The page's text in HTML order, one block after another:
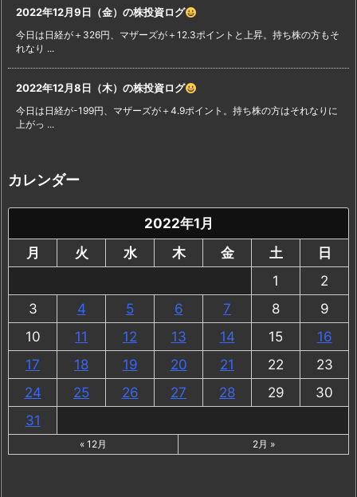
2022年12月9日（金）の株投資ログ
今日は日経が＋326円、マザーズが＋12.3ポイントと上昇。持ち株の方もそ
れなり ...
2022年12月8日（木）の株投資ログ
今日は日経が-199円、マザーズが＋4.9ポイント。持ち株の方はそれなりに
上がっ ...
カレンダー
2022年1月
月
火 水 木 金 土
日
1
2
3
4 5 6 7 8
9
10
11 12 13 14 15
16
17
18 19 20 21 22
23
24
25 26 27 28 29
30
31
« 12月 2月 »